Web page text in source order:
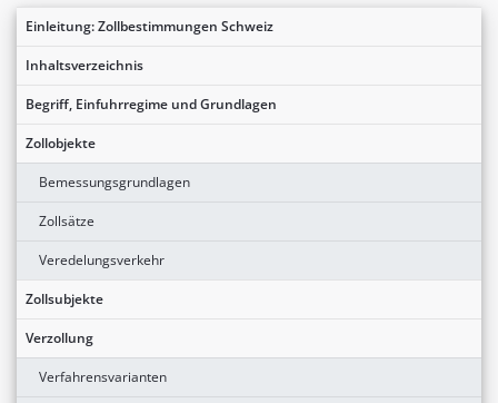
Einleitung: Zollbestimmungen Schweiz
Inhaltsverzeichnis
Begriff, Einfuhrregime und Grundlagen
Zollobjekte
Bemessungsgrundlagen
Zollsätze
Veredelungsverkehr
Zollsubjekte
Verzollung
Verfahrensvarianten